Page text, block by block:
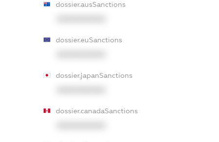
dossier.ausSanctions
dossier.euSanctions
dossier.japanSanctions
dossier.canadaSanctions